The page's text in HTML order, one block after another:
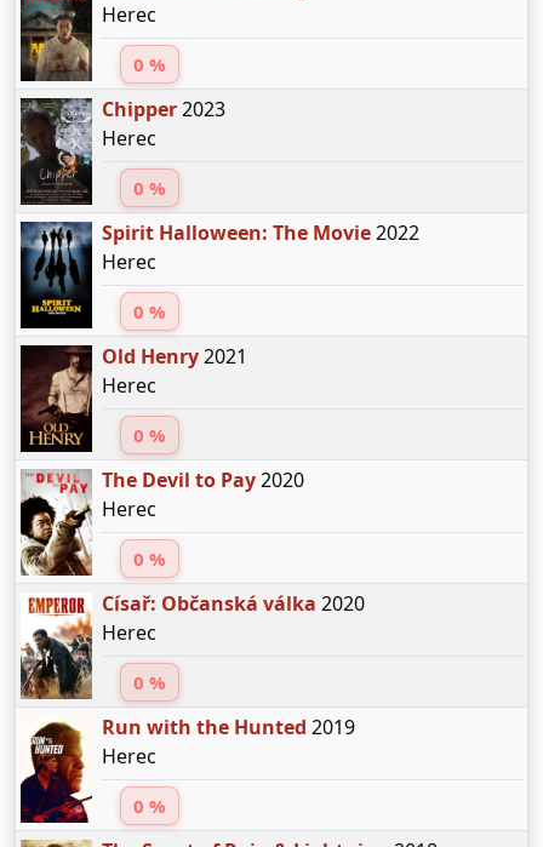
Herec
0 %
Chipper2023
Herec
0 %
Spirit Halloween: The Movie2022
Herec
0 %
Old Henry2021
Herec
0 %
The Devil to Pay2020
Herec
0 %
Císař: Občanská válka 2020
Herec
0 %
Run with the Hunted 2019
Herec
0 %